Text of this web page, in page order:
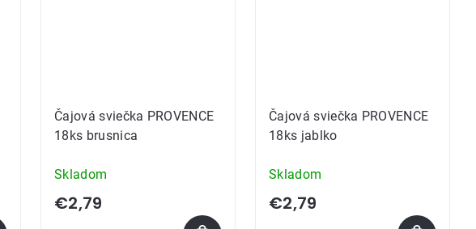
Čajová sviečka PROVENCE
18ks brusnica
Skladom
€2,79
Čajová sviečka PROVENCE
18ks jablko
Skladom
€2,79